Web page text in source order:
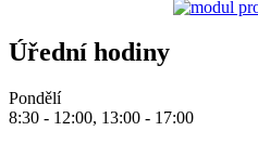
Úřední hodiny
Pondělí
8:30 - 12:00, 13:00 - 17:00